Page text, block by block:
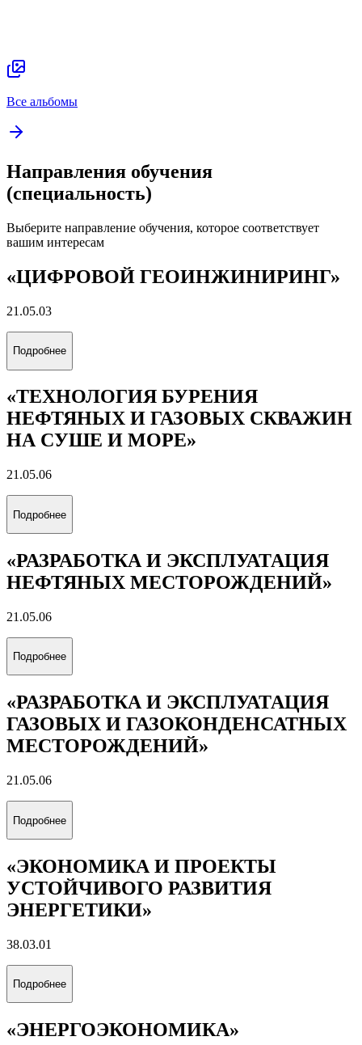
Все альбомы
Направления обучения
(специальность)
Выберите направление обучения, которое соответствует
вашим интересам
«ЦИФРОВОЙ ГЕОИНЖИНИРИНГ»
21.05.03
Подробнее
«ТЕХНОЛОГИЯ БУРЕНИЯ
НЕФТЯНЫХ И ГАЗОВЫХ СКВАЖИН
НА СУШЕ И МОРЕ»
21.05.06
Подробнее
«РАЗРАБОТКА И ЭКСПЛУАТАЦИЯ
НЕФТЯНЫХ МЕСТОРОЖДЕНИЙ»
21.05.06
Подробнее
«РАЗРАБОТКА И ЭКСПЛУАТАЦИЯ
ГАЗОВЫХ И ГАЗОКОНДЕНСАТНЫХ
МЕСТОРОЖДЕНИЙ»
21.05.06
Подробнее
«ЭКОНОМИКА И ПРОЕКТЫ
УСТОЙЧИВОГО РАЗВИТИЯ
ЭНЕРГЕТИКИ»
38.03.01
Подробнее
«ЭНЕРГОЭКОНОМИКА»